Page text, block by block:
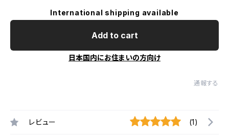
International shipping available
Add to cart
日本国内にお住まいの方向け
通報する
レビュー (1)